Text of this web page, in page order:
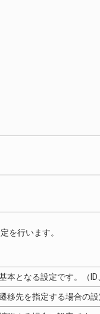
を行います。
本となる設定です。（
移先を指定する場合の